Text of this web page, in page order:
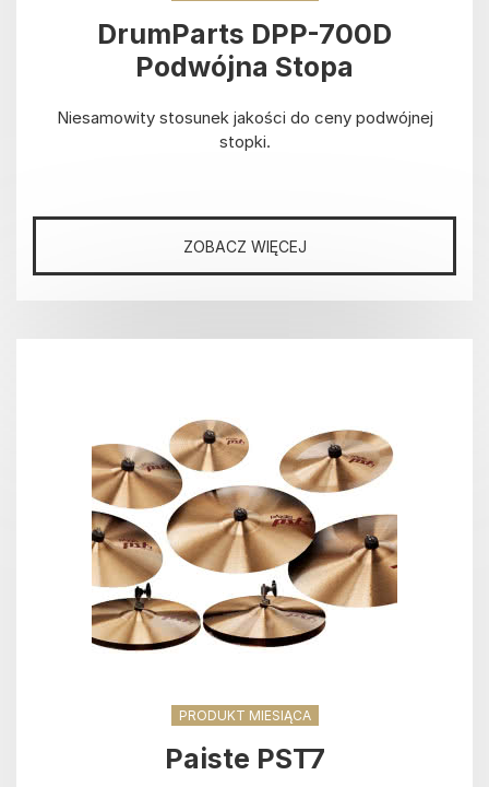
DrumParts DPP-700D
Podwójna Stopa
Niesamowity stosunek jakości do ceny podwójnej
stopki.
ZOBACZ WIĘCEJ
PRODUKT MIESIĄCA
Paiste PST7